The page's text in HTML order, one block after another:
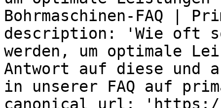
Bohrmaschinen-FAQ |
description: 'Wie oft
werden, um optimale
Antwort auf diese und
in unserer FAQ auf
canonical_url: 'https://